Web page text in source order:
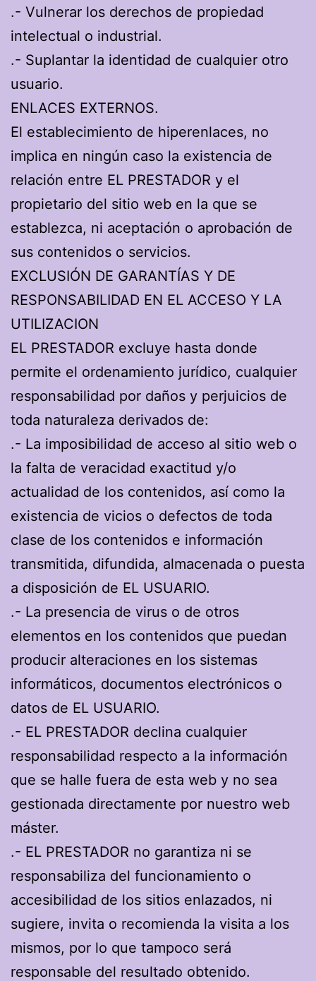
.- Vulnerar los derechos de propiedad
intelectual o industrial.
.- Suplantar la identidad de cualquier otro
usuario.
ENLACES EXTERNOS.
El establecimiento de hiperenlaces, no
implica en ningún caso la existencia de
relación entre EL PRESTADOR y el
propietario del sitio web en la que se
establezca, ni aceptación o aprobación de
sus contenidos o servicios.
EXCLUSIÓN DE GARANTÍAS Y DE
RESPONSABILIDAD EN EL ACCESO Y LA
UTILIZACION
EL PRESTADOR excluye hasta donde
permite el ordenamiento jurídico, cualquier
responsabilidad por daños y perjuicios de
toda naturaleza derivados de:
.- La imposibilidad de acceso al sitio web o
la falta de veracidad exactitud y/o
actualidad de los contenidos, así como la
existencia de vicios o defectos de toda
clase de los contenidos e información
transmitida, difundida, almacenada o puesta
a disposición de EL USUARIO.
.- La presencia de virus o de otros
elementos en los contenidos que puedan
producir alteraciones en los sistemas
informáticos, documentos electrónicos o
datos de EL USUARIO.
.- EL PRESTADOR declina cualquier
responsabilidad respecto a la información
que se halle fuera de esta web y no sea
gestionada directamente por nuestro web
máster.
.- EL PRESTADOR no garantiza ni se
responsabiliza del funcionamiento o
accesibilidad de los sitios enlazados, ni
sugiere, invita o recomienda la visita a los
mismos, por lo que tampoco será
responsable del resultado obtenido.